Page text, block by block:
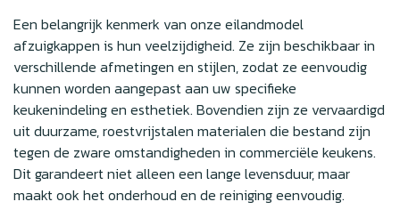
Een belangrijk kenmerk van onze eilandmodel
afzuigkappen is hun veelzijdigheid. Ze zijn beschikbaar in
verschillende afmetingen en stijlen, zodat ze eenvoudig
kunnen worden aangepast aan uw specifieke
keukenindeling en esthetiek. Bovendien zijn ze vervaardigd
uit duurzame, roestvrijstalen materialen die bestand zijn
tegen de zware omstandigheden in commerciële keukens.
Dit garandeert niet alleen een lange levensduur, maar
maakt ook het onderhoud en de reiniging eenvoudig.